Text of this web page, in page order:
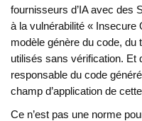
fournisseurs d’IA avec des
à la vulnérabilité «
modèle génère du code,
utilisés sans vérification. Et
responsable du code
champ d’application de
Ce n’est pas une norme